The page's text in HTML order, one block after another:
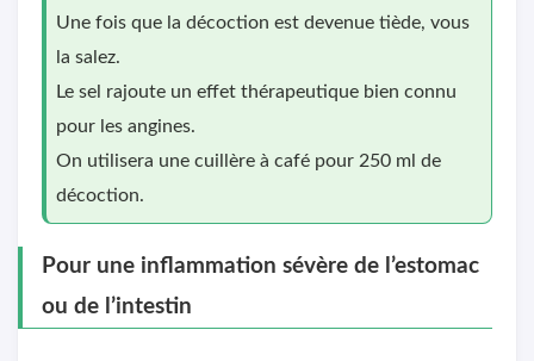
Une fois que la décoction est devenue tiède, vous
la salez.
Le sel rajoute un effet thérapeutique bien connu
pour les angines.
On utilisera une cuillère à café pour 250 ml de
décoction.
Pour une inflammation sévère de l’estomac
ou de l’intestin